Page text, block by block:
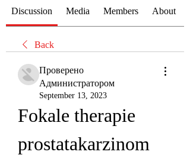
Discussion Media Members About
Back
Проверено
Администратором
September 13, 2023
Fokale therapie
prostatakarzinom